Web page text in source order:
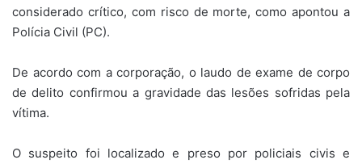
considerado crítico, com risco de morte, como apontou a
Polícia Civil (PC).
De acordo com a corporação, o laudo de exame de corpo
de delito confirmou a gravidade das lesões sofridas pela
vítima.
O suspeito foi localizado e preso por policiais civis e